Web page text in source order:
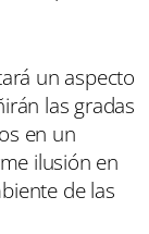
un aspecto
las gradas
en un
ilusión en
de las